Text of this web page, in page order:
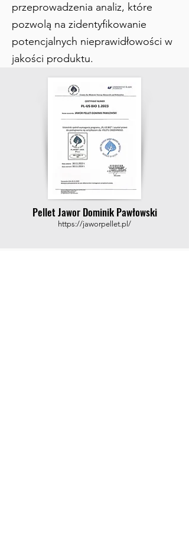
przeprowadzenia analiz, które
pozwolą na zidentyfikowanie
potencjalnych nieprawidłowości w
jakości produktu.
Pellet Jawor Dominik Pawłowski
https://jaworpellet.pl/